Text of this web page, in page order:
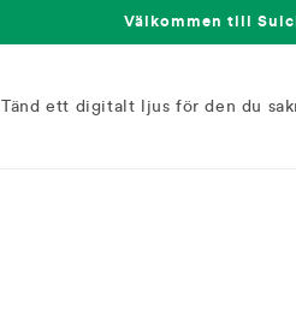
Välkommen till
Tänd ett digitalt ljus för den du